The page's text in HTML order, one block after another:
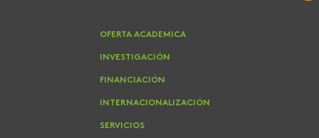
OFERTA ACADEMICA
INVESTIGACIÓN
FINANCIACIÓN
INTERNACIONALIZACIÓN
SERVICIOS